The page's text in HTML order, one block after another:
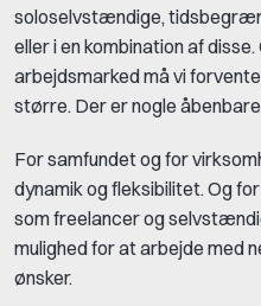
soloselvstændige,
eller i en kombination af
arbejdsmarked må vi
større. Der er nogle
For samfundet og for
dynamik og fleksibilitet. Og
som freelancer og
mulighed for at arbejde med
ønsker.